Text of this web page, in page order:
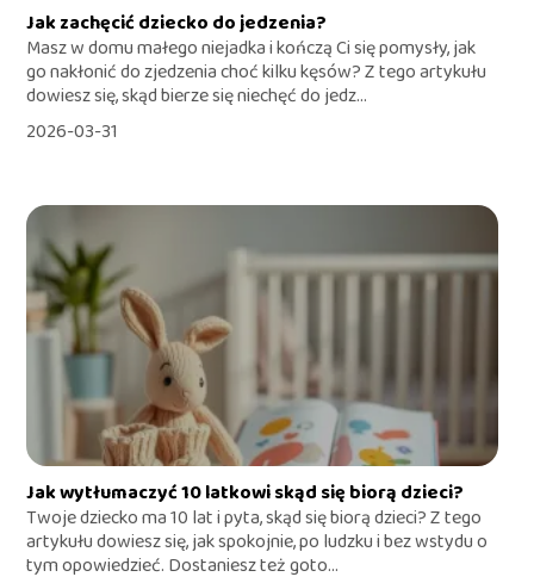
Jak zachęcić dziecko do jedzenia?
Masz w domu małego niejadka i kończą Ci się pomysły, jak
go nakłonić do zjedzenia choć kilku kęsów? Z tego artykułu
dowiesz się, skąd bierze się niechęć do jedz...
2026-03-31
Jak wytłumaczyć 10 latkowi skąd się biorą dzieci?
Twoje dziecko ma 10 lat i pyta, skąd się biorą dzieci? Z tego
artykułu dowiesz się, jak spokojnie, po ludzku i bez wstydu o
tym opowiedzieć. Dostaniesz też goto...